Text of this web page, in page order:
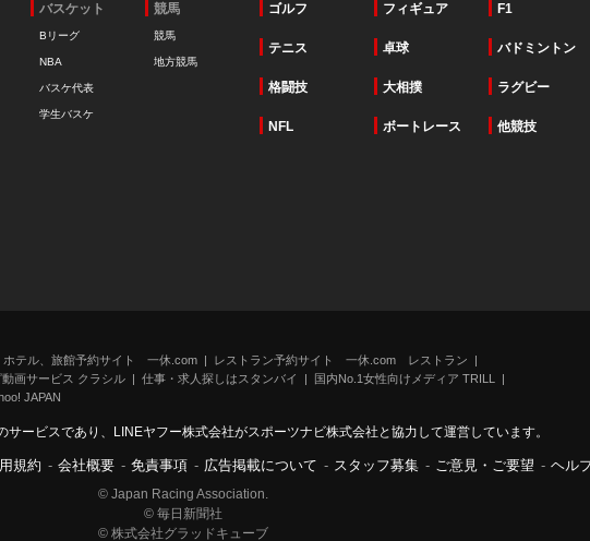
バスケット
Bリーグ
NBA
バスケ代表
学生バスケ
競馬
競馬
地方競馬
ゴルフ フィギュア F1
テニス 卓球 バドミントン
格闘技 大相撲 ラグビー
NFL ボートレース 他競技
ホテル、旅館予約サイト 一休.com
レストラン予約サイト 一休.com レストラン
画サービス クラシル 仕事・求人探しはスタンバイ
国内No.1女性向けメディア TRILL
JAPAN
サービスであり、LINEヤフー株式会社がスポーツナビ株式会社と協力して運営しています。
規約 - 会社概要 - 免責事項 - 広告掲載について - スタッフ募集 - ご意見・ご要望 - ヘル
© Japan Racing Association.
© 毎日新聞社
© 株式会社グラッドキューブ